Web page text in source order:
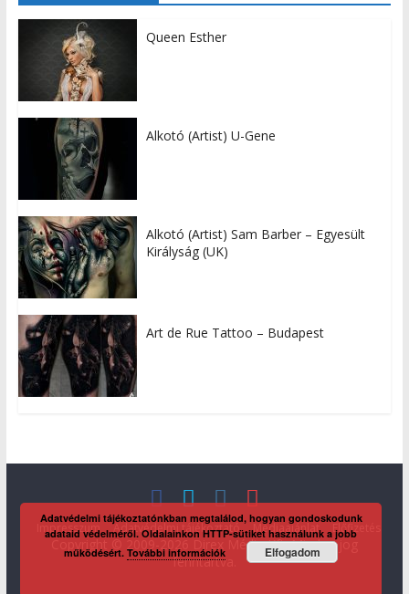
Queen Esther
Alkotó (Artist) U-Gene
Alkotó (Artist) Sam Barber – Egyesült
Királyság (UK)
Art de Rue Tattoo – Budapest
Impresszum Adatvédelmi tájékoztató Médiaajánlat Előfizetés
Copyright © 2009-2026 Direx Média Kft. Minden jog
fenntartva.
Adatvédelmi tájékoztatónkban megtalálod, hogyan gondoskodunk
adataid védelméről. Oldalainkon HTTP-sütiket használunk a jobb
működésért.További információk Elfogadom